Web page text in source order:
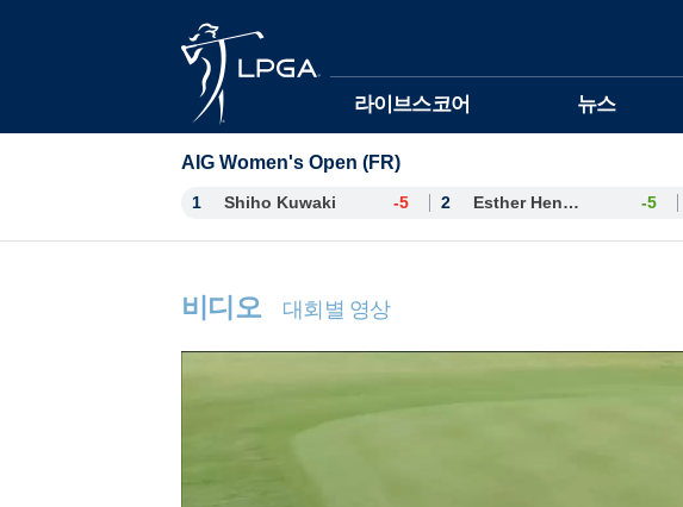
라이브스코어 뉴스
AIG Women's Open (FR)
1 Shiho Kuwaki -5 2 Esther Henseleit -5
비디오 대회별 영상